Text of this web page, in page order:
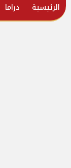
الرئيسية دراما